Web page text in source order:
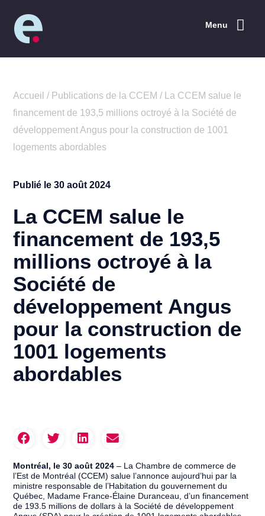
Menu
Accueil / Publications de la CCEM /
La CCEM salue le
financement de 193,5 millions octroyé à la Société de
développement Angus pour la construction de 1001
logements abordables
Publié le 30 août 2024
La CCEM salue le
financement de 193,5
millions octroyé à la
Société de
développement Angus
pour la construction de
1001 logements
abordables
Montréal, le 30 août 2024 – La Chambre de commerce de
l’Est de Montréal (CCEM) salue l’annonce aujourd’hui par la
ministre responsable de l’Habitation du gouvernement du
Québec, Madame France-Élaine Duranceau, d’un financement
de 193.5 millions de dollars à la Société de développement